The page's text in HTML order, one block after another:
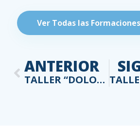
Ver Todas las
ANTERIOR
TALLER “DOLOR: más allá del paracetamol y el ibuprofeno”